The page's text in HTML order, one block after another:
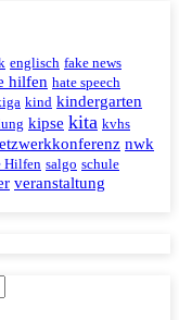
englisch fake news
hilfen hate speech
kind kindergarten
kipse kita kvhs
nwk
Hilfen salgo schule
veranstaltung